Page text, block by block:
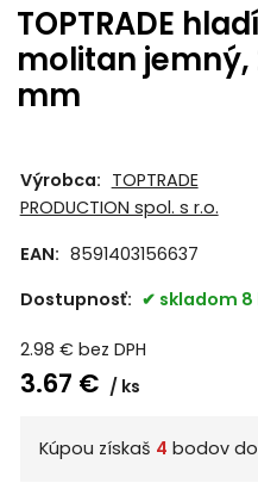
TOPTRADE
molitan jemný,
mm
Výrobca: TOPTRADE
PRODUCTION spol. s r.o.
EAN: 8591403156637
Dostupnosť:
skladom 8
2.98 € bez DPH
3.67 € ks
Kúpou získaš 4 bodov